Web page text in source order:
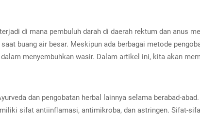
di mana pembuluh darah di daerah rektum dan anus
buang air besar. Meskipun ada berbagai metode
menyembuhkan wasir. Dalam artikel ini, kita akan
dan pengobatan herbal lainnya selama berabad-
sifat antiinflamasi, antimikroba, dan astringen. Sifat-